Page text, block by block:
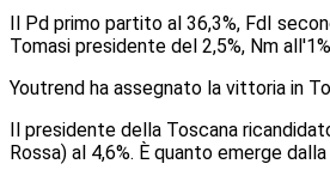
Il Pd primo partito al 36,3%, FdI
Tomasi presidente del 2,5%, Nm
Youtrend ha assegnato la vittoria in
Il presidente della Toscana
Rossa) al 4,6%. È quanto emerge